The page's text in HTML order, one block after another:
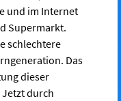
und im Internet
Supermarkt.
schlechtere
Das
dieser
Jetzt durch